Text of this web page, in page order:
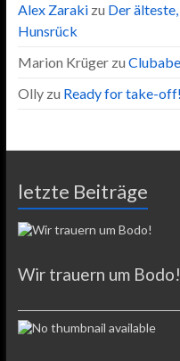
Alex Zarakizu Der
Hunsrück
Marion Krügerzu
Ollyzu Ready for take-off!
letzte Beiträge
Wir trauern um Bodo!